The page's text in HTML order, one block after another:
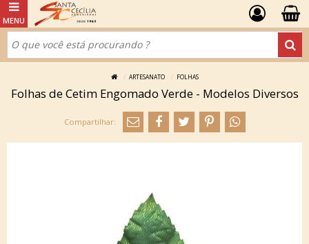
ARTESANATO FOLHAS
Folhas de Cetim Engomado Verde - Modelos Diversos